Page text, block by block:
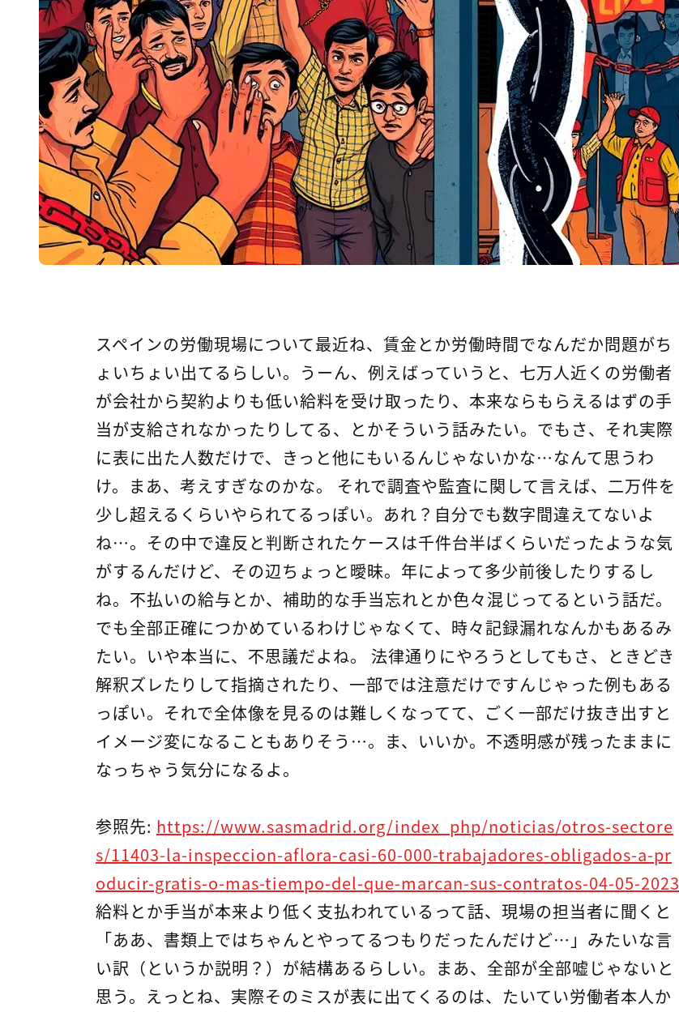
スペインの労働現場について最近ね、賃金とか労働時間でなんだか問題がち
ょいちょい出てるらしい。うーん、例えばっていうと、七万人近くの労働者
が会社から契約よりも低い給料を受け取ったり、本来ならもらえるはずの手
当が支給されなかったりしてる、とかそういう話みたい。でもさ、それ実際
に表に出た人数だけで、きっと他にもいるんじゃないかな…なんて思うわ
け。まあ、考えすぎなのかな。 それで調査や監査に関して言えば、二万件を
少し超えるくらいやられてるっぽい。あれ？自分でも数字間違えてないよ
ね…。その中で違反と判断されたケースは千件台半ばくらいだったような気
がするんだけど、その辺ちょっと曖昧。年によって多少前後したりするし
ね。不払いの給与とか、補助的な手当忘れとか色々混じってるという話だ。
でも全部正確につかめているわけじゃなくて、時々記録漏れなんかもあるみ
たい。いや本当に、不思議だよね。 法律通りにやろうとしてもさ、ときどき
解釈ズレたりして指摘されたり、一部では注意だけですんじゃった例もある
っぽい。それで全体像を見るのは難しくなってて、ごく一部だけ抜き出すと
イメージ変になることもありそう…。ま、いいか。不透明感が残ったままに
なっちゃう気分になるよ。
参照先: https://www.sasmadrid.org/index_php/noticias/otros-sectore
s/11403-la-inspeccion-aflora-casi-60-000-trabajadores-obligados-a-pr
oducir-gratis-o-mas-tiempo-del-que-marcan-sus-contratos-04-05-2023
給料とか手当が本来より低く支払われているって話、現場の担当者に聞くと
「ああ、書類上ではちゃんとやってるつもりだったんだけど…」みたいな言
い訳（というか説明？）が結構あるらしい。まあ、全部が全部嘘じゃないと
思う。えっとね、実際そのミスが表に出てくるのは、たいてい労働者本人か